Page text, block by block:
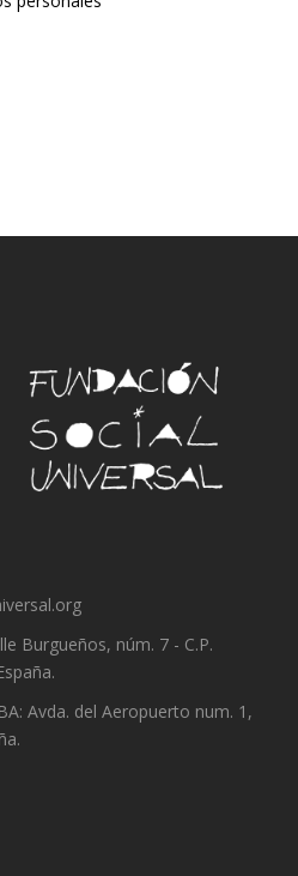
Burgueños, núm. 7 - C.P.
Avda. del Aeropuerto num. 1,